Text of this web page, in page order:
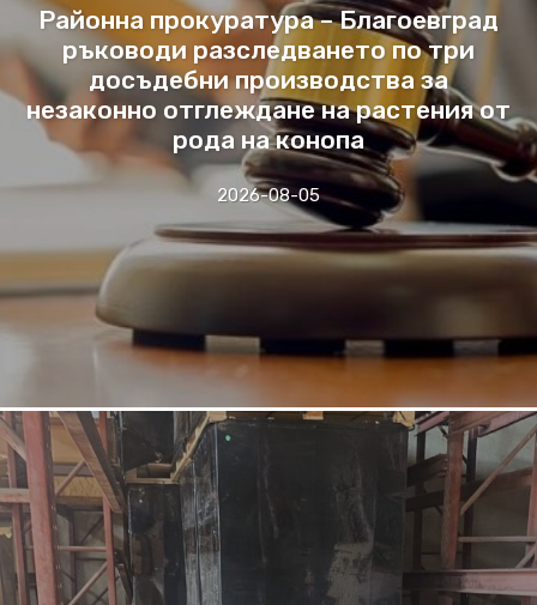
Районна прокуратура – Благоевград
ръководи разследването по три
досъдебни производства за
незаконно отглеждане на растения от
рода на конопа
2026-08-05